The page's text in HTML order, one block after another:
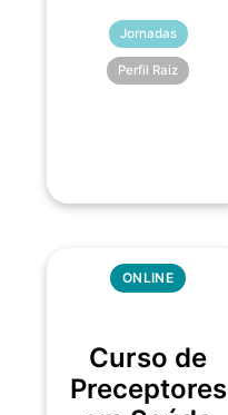
Jornadas
Perfil Raiz
ONLINE
Curso de
Preceptores